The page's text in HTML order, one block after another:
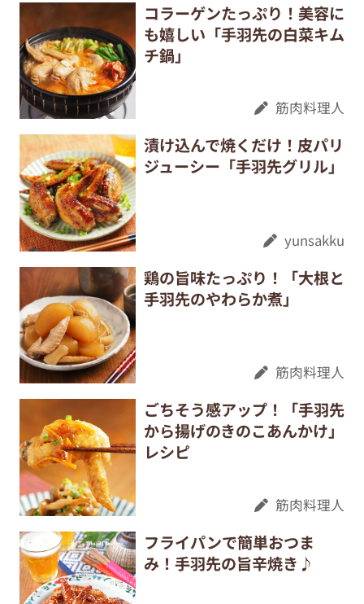
コラーゲンたっぷり！美容に
も嬉しい「手羽先の白菜キム
チ鍋」
筋肉料理人
漬け込んで焼くだけ！皮パリ
ジューシー「手羽先グリル」
yunsakku
鶏の旨味たっぷり！「大根と
手羽先のやわらか煮」
筋肉料理人
ごちそう感アップ！「手羽先
から揚げのきのこあんかけ」
レシピ
筋肉料理人
フライパンで簡単おつま
み！手羽先の旨辛焼き♪